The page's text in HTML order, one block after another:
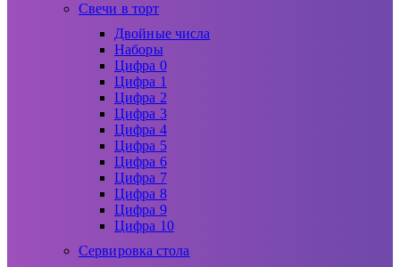
Свечи в торт
Двойные числа
Наборы
Цифра 0
Цифра 1
Цифра 2
Цифра 3
Цифра 4
Цифра 5
Цифра 6
Цифра 7
Цифра 8
Цифра 9
Цифра 10
Сервировка стола